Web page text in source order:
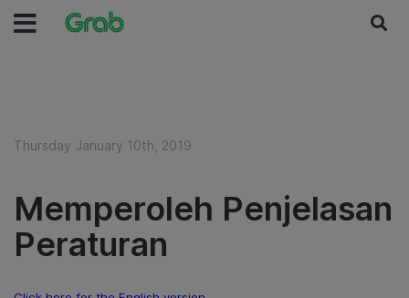
Thursday January 10th, 2019
Memperoleh Penjelasan
Peraturan